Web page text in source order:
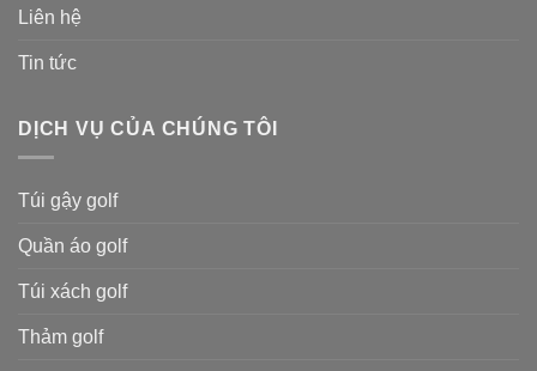
Liên hệ
Tin tức
DỊCH VỤ CỦA CHÚNG TÔI
Túi gậy golf
Quần áo golf
Túi xách golf
Thảm golf